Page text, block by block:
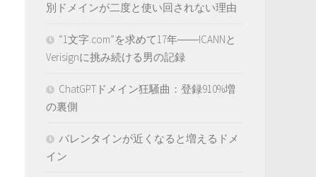
別ドメインが二度と使い回されない理由
“1文字.com”を求めて17年――ICANNと
Verisignに挑み続ける男の記録
ChatGPTドメイン狂騒曲：登録910%増
の裏側
バレンタインが近くなると増えるドメ
イン